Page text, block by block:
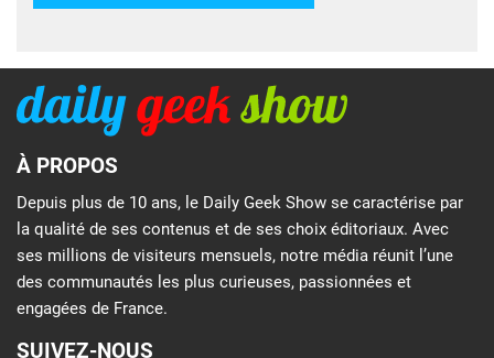
À PROPOS
Depuis plus de 10 ans, le Daily Geek Show se caractérise par
la qualité de ses contenus et de ses choix éditoriaux. Avec
ses millions de visiteurs mensuels, notre média réunit l’une
des communautés les plus curieuses, passionnées et
engagées de France.
SUIVEZ-NOUS